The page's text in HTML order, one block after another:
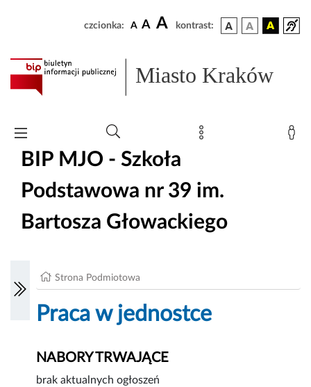
czcionka: A A A kontrast:
Miasto Kraków
BIP MJO - Szkoła
Podstawowa nr 39 im.
Bartosza Głowackiego
Strona Podmiotowa
Praca w jednostce
NABORY TRWAJĄCE
brak aktualnych ogłoszeń